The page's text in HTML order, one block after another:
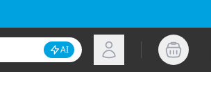
Inaktivera AI-sökning
AI Logga in